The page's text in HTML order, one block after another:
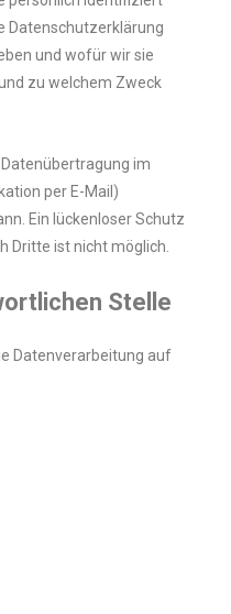
Datenschutzerklärung
und wofür wir sie
zu welchem Zweck
im
per E-Mail)
Ein lückenloser Schutz
Dritte ist nicht möglich.
Stelle
Datenverarbeitung auf